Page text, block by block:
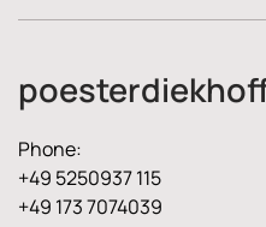
Phone:
+49 5250937 115
+49 173 7074039